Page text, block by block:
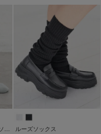
ルーズソックス